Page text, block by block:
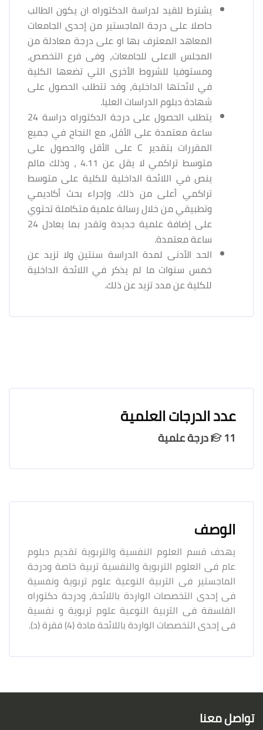
يشترط للقيد لدراسة الدكتوراه ان يكون الطالب
حاصلا على درجة الماجستير من إحدى الجامعات
المعاهد المعترف بها او على درجة معادلة من
المجلس الاعلى للجامعات، وفى فرع التخصص،
ومستوفيا للشروط الأخرى التي تضعها الكلية
في لائحتها الداخلية، وقد تتطلب الحصول على
شهادة دبلوم الدراسات العليا.
يتطلب الحصول على درجة الدكتوراه دراسة 24
ساعة معتمدة على الأقل، مع النجاح في جميع
المقررات بتقدير C على الأقل والحصول على
متوسط تراكمي لا يقل عن 4.11 ، وذلك مالم
ينص في اللائحة الداخلية للكلية على متوسط
تراكمي أعلى من ذلك. وإجراء بحث أكاديمي
وتطبيقي من خلال رسالة علمية متكاملة تحتوي
على إضافة علمية جديدة وتقدر بما يعادل 24
ساعة معتمدة.
الحد الأدنى لمدة الدراسة سنتين ولا تزيد عن
خمس سنوات ما لم يذكر في اللائحة الداخلية
للكلية عن مدد تزيد عن ذلك.
عدد الدرجات العلمية
11 درجة علمية
الوصف
يهدف قسم العلوم النفسية والتربوية تقديم دبلوم
عام فى العلوم التربوية والنفسية تربية خاصة ودرجة
الماجستير فى التربية النوعية علوم تربوية ونفسية
فى إحدى التخصصات الواردة باللائحة، ودرجة دكتوراه
الفلسفة فى التربية النوعية علوم تربوية و نفسية
فى إحدى التخصصات الواردة باللائحة مادة (4) فقرة (د).
الكتل
تواصل معنا